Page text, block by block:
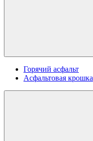
Горячий асфальт
Асфальтовая крошка